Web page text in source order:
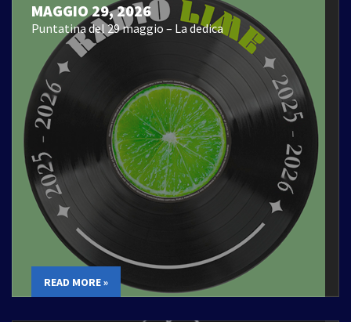
MAGGIO 29, 2026
Puntatina del 29 maggio – La dedica
READ MORE »